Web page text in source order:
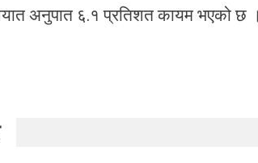
अनुपात ६.१ प्रतिशत कायम भएको छ